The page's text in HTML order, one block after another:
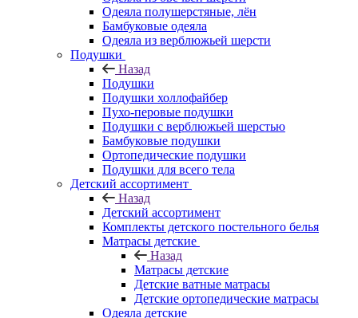
Одеяла полушерстяные, лён
Бамбуковые одеяла
Одеяла из верблюжьей шерсти
Подушки
Назад
Подушки
Подушки холлофайбер
Пухо-перовые подушки
Подушки с верблюжьей шерстью
Бамбуковые подушки
Ортопедические подушки
Подушки для всего тела
Детский ассортимент
Назад
Детский ассортимент
Комплекты детского постельного белья
Матрасы детские
Назад
Матрасы детские
Детские ватные матрасы
Детские ортопедические матрасы
Одеяла детские